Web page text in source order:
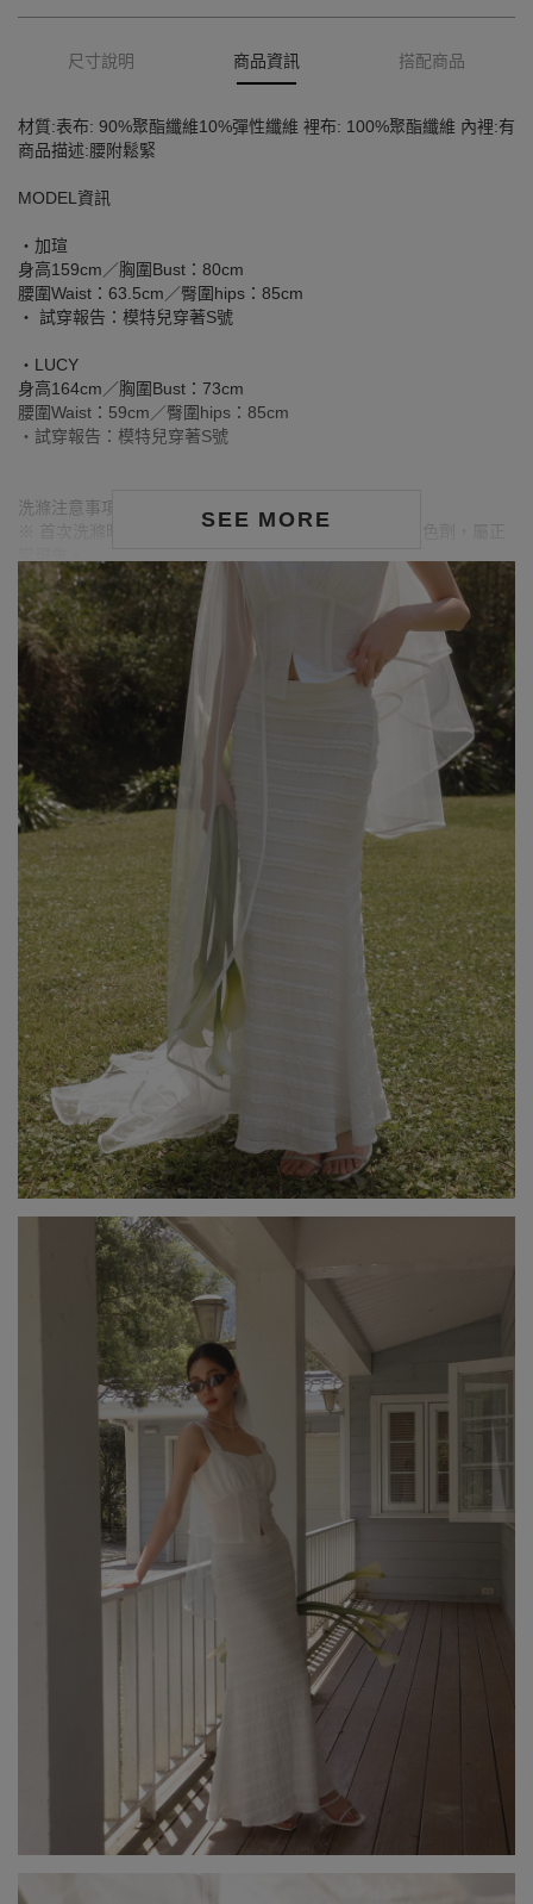
尺寸說明 商品資訊 搭配商品
SEE MORE
材質:表布: 90%聚酯纖維10%彈性纖維 裡布: 100%聚酯纖維 內裡:有
商品描述:腰附鬆緊
MODEL資訊
‧加瑄
身高159cm／胸圍Bust：80cm
腰圍Waist：63.5cm／臀圍hips：85cm
‧ 試穿報告：模特兒穿著S號
‧LUCY
身高164cm／胸圍Bust：73cm
腰圍Waist：59cm／臀圍hips：85cm
‧試穿報告：模特兒穿著S號
洗滌注意事項：
※ 首次洗滌時，深色／飽和色系布料較易釋出多餘的固色劑，屬正
※ 建議深色衣物於首次穿著前先行單獨下水清洗，有助釋出多餘染
劑，減少移染或掉色風險。
※ 請與淺色衣物分開洗滌，避免互相染色或產生移染情形。
※ 穿搭時亦建議避免與淺色配件、包款、飾品一同使用，以降低因
摩擦或潮濕造成染色的可能性。
※ 顏色請參考單品圖片較為接近，但因圖檔顏色會因個人電腦螢幕
設定差異略有不同，請以實際商品顏色為準。